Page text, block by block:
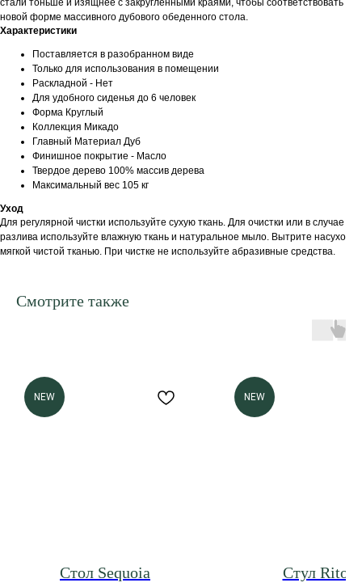
стали тоньше и изящнее с закругленными краями, чтобы соответствовать
новой форме массивного дубового обеденного стола.
Характеристики
Поставляется в разобранном виде
Только для использования в помещении
Раскладной - Нет
Для удобного сиденья до 6 человек
Форма Круглый
Коллекция Микадо
Главный Материал Дуб
Финишное покрытие - Масло
Твердое дерево 100% массив дерева
Максимальный вес 105 кг
Уход
Для регулярной чистки используйте сухую ткань. Для очистки или в случае
разлива используйте влажную ткань и натуральное мыло. Вытрите насухо
мягкой чистой тканью. При чистке не используйте абразивные средства.
Смотрите также
NEW
Стол Sequoia
NEW
Стул Rito